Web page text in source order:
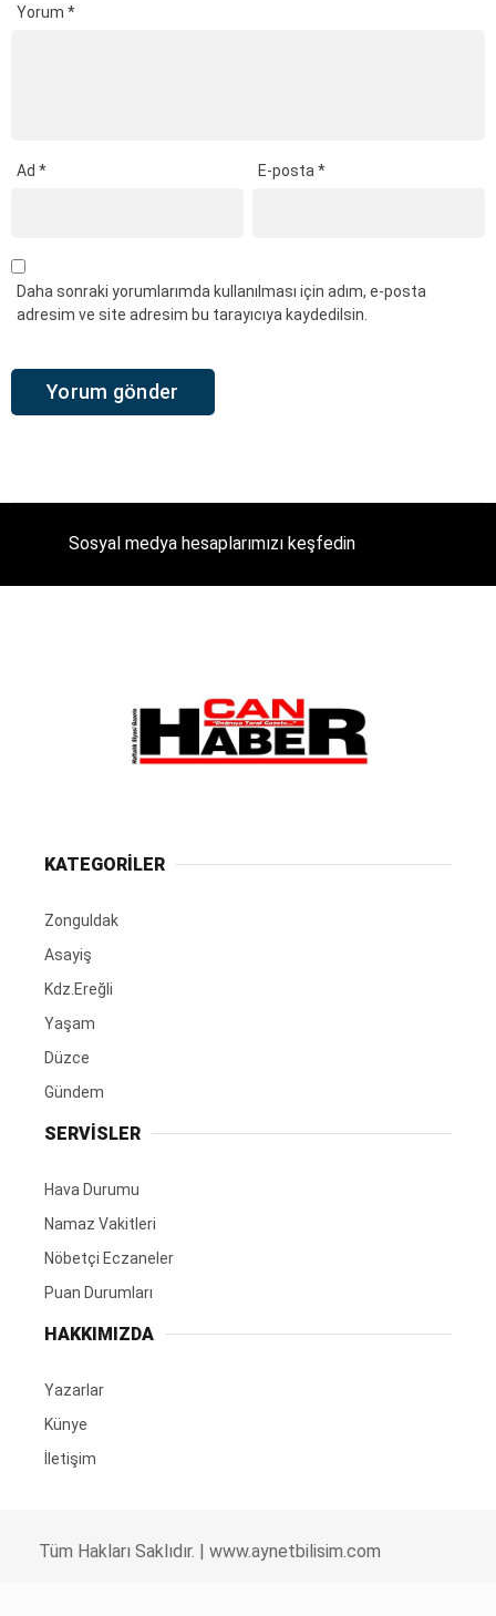
Yorum *
Ad * E-posta*
Daha sonraki yorumlarımda kullanılması için adım, e-posta
adresim ve site adresim bu tarayıcıya kaydedilsin.
Sosyal medya hesaplarımızı keşfedin
KATEGORİLER
Zonguldak
Asayiş
Kdz.Ereğli
Yaşam
Düzce
Gündem
SERVİSLER
Hava Durumu
Namaz Vakitleri
Nöbetçi Eczaneler
Puan Durumları
HAKKIMIZDA
Yazarlar
Künye
İletişim
Tüm Hakları Saklıdır. | www.aynetbilisim.com